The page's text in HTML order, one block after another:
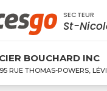
à proximité -
SECTEUR
St-
BOUCHARD INC
RUE THOMAS-POWERS,